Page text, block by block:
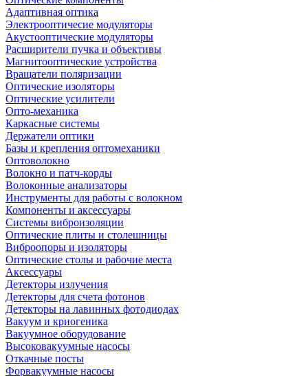
Адаптивная оптика
Электрооптичесие модуляторы
Акустооптические модуляторы
Расширители пучка и объективы
Магнитооптические устройства
Вращатели поляризации
Оптические изоляторы
Оптические усилители
Опто-механика
Каркасные системы
Держатели оптики
Базы и крепления оптомеханики
Оптоволокно
Волокно и патч-корды
Волоконные анализаторы
Инструменты для работы с волокном
Компоненты и аксессуары
Системы виброизоляции
Оптические плиты и столешницы
Виброопоры и изоляторы
Оптические столы и рабочие места
Аксессуары
Детекторы излучения
Детекторы для счета фотонов
Детекторы на лавинных фотодиодах
Вакуум и криогеника
Вакуумное оборудование
Высоковакуумные насосы
Откачные посты
Форвакуумные насосы